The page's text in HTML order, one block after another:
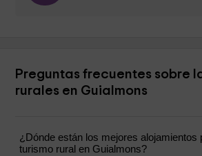
Preguntas frecuentes sobre
rurales en Guialmons
¿Dónde están los mejores alojamientos
turismo rural en Guialmons?